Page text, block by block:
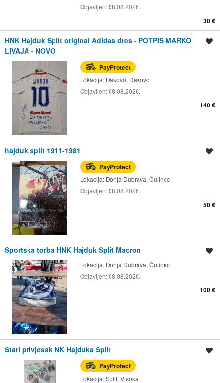
Objavljen:08.08.2026.
30 €
HNK Hajduk Split original Adidas dres - POTPIS MARKO
LIVAJA - NOVO
PayProtect
Lokacija:Đakovo, Đakovo
Objavljen:08.08.2026.
140 €
hajduk split 1911-1981
PayProtect
Lokacija: Donja Dubrava, Čulinec
Objavljen:08.08.2026.
50 €
Sportska torba HNK Hajduk Split Macron
Lokacija: Donja Dubrava, Čulinec
Objavljen:08.08.2026.
100 €
Stari privjesak NK Hajduka Split
PayProtect
Lokacija:Split, Visoka